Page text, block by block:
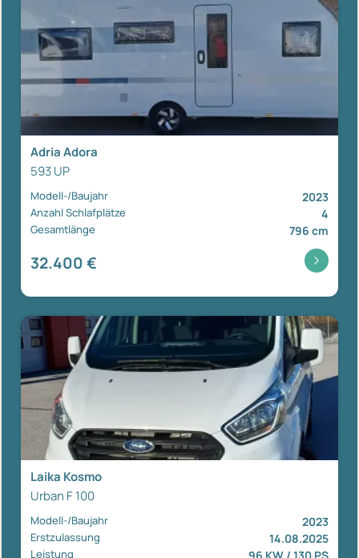
Adria Adora
593 UP
Modell-/Baujahr 2023
Anzahl Schlafplätze 4
Gesamtlänge 796 cm
32.400 €
Laika Kosmo
Urban F 100
Modell-/Baujahr 2023
Erstzulassung 14.08.2025
Leistung